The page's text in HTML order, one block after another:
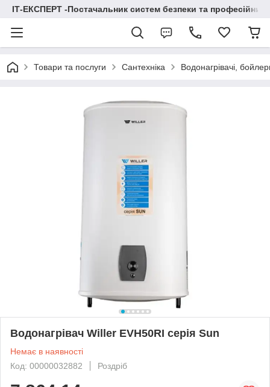
ІТ-ЕКСПЕРТ -Постачальник систем безпеки та професійних
Товари та послуги Сантехніка Водонагрівачі,
Водонагрівач Willer EVH50RI серія Sun
Немає в наявності
Код: 00000032882
Роздріб